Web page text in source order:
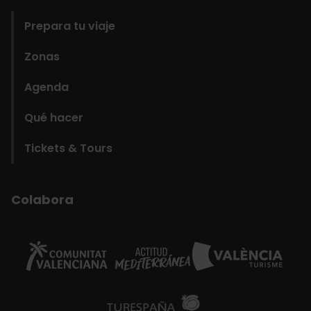
Prepara tu viaje
Zonas
Agenda
Qué hacer
Tickets & Tours
Colabora